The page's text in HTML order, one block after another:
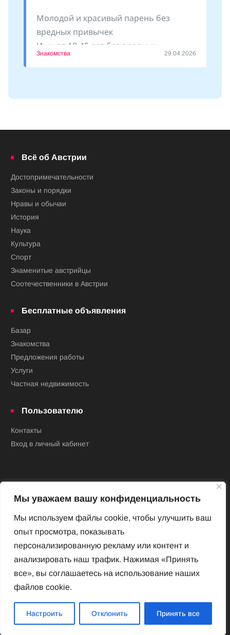
Мы уважаем вашу конфиденциальность
Мы используем файлы cookie, чтобы улучшить ваш
опыт просмотра, показывать
персонализированную рекламу или контент и
анализировать наш трафик. Нажимая «Принять
все», вы соглашаетесь на использование наших
файлов cookie.
Настроить Отклонить Принять все
Молодой и красивый парень без
вредных привычек
Ищу от 18-45 лет без вредных
привычек
Знакомства 29.04.2026
Всё об Австрии
Достопримечательности
Законы и порядки
Нравы и обычаи
История
Наука
Культура
Спорт
Знаменитые австрийцы
Соотечественники в Австрии
Бесплатные объявления
Базар
Знакомства
Предложения работы
Услуги
Частная недвижимость
Пользователю
Контакты
Вход в личный кабинет
Новый Венский журнал
Архив номеров
Impressum
Новый Венский журнал